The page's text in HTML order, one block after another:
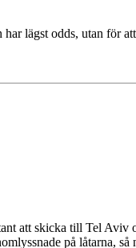
har lägst odds, utan för
att skicka till Tel
på låtarna,